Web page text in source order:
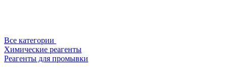
Все категории
Химические реагенты
Реагенты для промывки